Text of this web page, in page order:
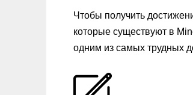
Чтобы получить
которые существуют в
одним из самых трудных